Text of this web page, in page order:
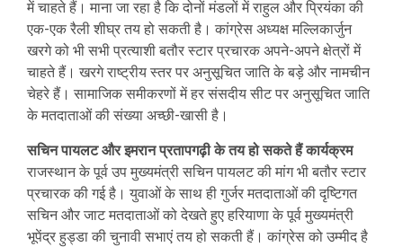
में चाहते हैं। माना जा रहा है कि दोनों मंडलों में राहुल और प्रियंका की
एक-एक रैली शीघ्र तय हो सकती है। कांग्रेस अध्यक्ष मल्लिकार्जुन
खरगे को भी सभी प्रत्याशी बतौर स्टार प्रचारक अपने-अपने क्षेत्रों में
चाहते हैं। खरगे राष्ट्रीय स्तर पर अनुसूचित जाति के बड़े और नामचीन
चेहरे हैं। सामाजिक समीकरणों में हर संसदीय सीट पर अनुसूचित जाति
के मतदाताओं की संख्या अच्छी-खासी है।
सचिन पायलट और इमरान प्रतापगढ़ी के तय हो सकते हैं कार्यक्रम
राजस्थान के पूर्व उप मुख्यमंत्री सचिन पायलट की मांग भी बतौर स्टार
प्रचारक की गई है। युवाओं के साथ ही गुर्जर मतदाताओं की दृष्टिगत
सचिन और जाट मतदाताओं को देखते हुए हरियाणा के पूर्व मुख्यमंत्री
भूपेंद्र हुड्डा की चुनावी सभाएं तय हो सकती हैं। कांग्रेस को उम्मीद है